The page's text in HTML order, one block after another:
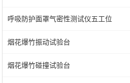
呼吸防护面罩气密性测试仪五工位
烟花爆竹振动试验台
烟花爆竹碰撞试验台